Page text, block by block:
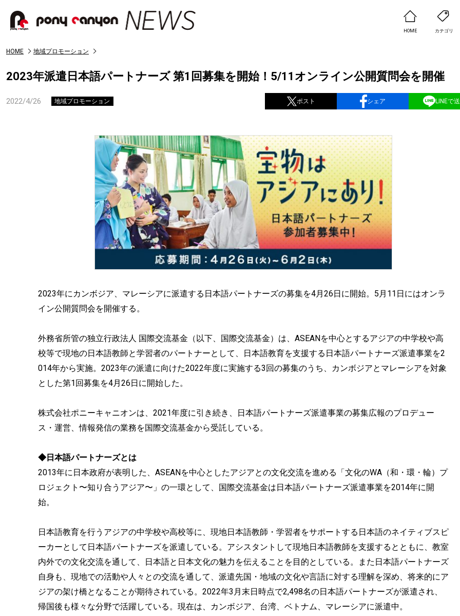
HOME カテゴリ
HOME 地域プロモーション
2023年派遣日本語パートナーズ 第1回募集を開始！5/11オンライン公開質問会を開催
2022/4/26 地域プロモーション ポスト シェア LINEで
2023年にカンボジア、マレーシアに派遣する⽇本語パートナーズの募集を4⽉26⽇に開始。5⽉11⽇にはオンラ
イン公開質問会を開催する。
外務省所管の独⽴⾏政法⼈ 国際交流基⾦（以下、国際交流基⾦）は、ASEANを中心とするアジアの中学校や高
校等で現地の⽇本語教師と学習者のパートナーとして、⽇本語教育を⽀援する⽇本語パートナーズ派遣事業を2
014年から実施。2023年の派遣に向けた2022年度に実施する3回の募集のうち、カンボジアとマレーシアを対象
とした第1回募集を4⽉26⽇に開始した。
株式会社ポニーキャニオンは、2021年度に引き続き、日本語パートナーズ派遣事業の募集広報のプロデュー
ス・運営、情報発信の業務を国際交流基金から受託している。
◆日本語パートナーズとは
2013年に⽇本政府が表明した、ASEANを中⼼としたアジアとの⽂化交流を進める「⽂化のWA（和・環・輪）プ
ロジェクト〜知り合うアジア〜」の⼀環として、国際交流基金は⽇本語パートナーズ派遣事業を2014年に開
始。
⽇本語教育を⾏うアジアの中学校や高校等に、現地⽇本語教師・学習者をサポートする日本語のネイティブスピ
ーカーとして⽇本語パートナーズを派遣している。アシスタントして現地⽇本語教師を⽀援するとともに、教室
内外での⽂化交流を通して、⽇本語と⽇本⽂化の魅⼒を伝えることを⽬的としている。また⽇本語パートナーズ
⾃⾝も、現地での活動や⼈々との交流を通して、派遣先国・地域の⽂化や⾔語に対する理解を深め、将来的にア
ジアの架け橋となることが期待されている。2022年3⽉末日時点で2,498名の⽇本語パートナーズが派遣され、
帰国後も様々な分野で活躍している。現在は、カンボジア、台湾、ベトナム、マレーシアに派遣中。